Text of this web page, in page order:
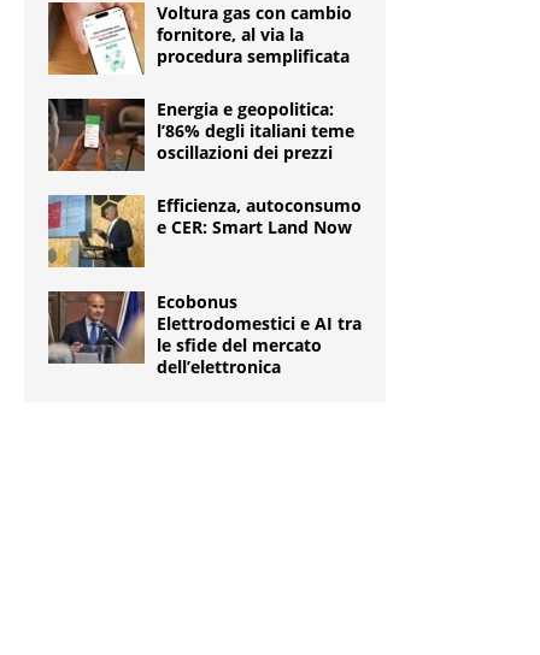
Voltura gas con cambio
fornitore, al via la
procedura semplificata
Energia e geopolitica:
l’86% degli italiani teme
oscillazioni dei prezzi
Efficienza, autoconsumo
e CER: Smart Land Now
Ecobonus
Elettrodomestici e AI tra
le sfide del mercato
dell’elettronica